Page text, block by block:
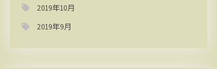
2019年10月
2019年9月